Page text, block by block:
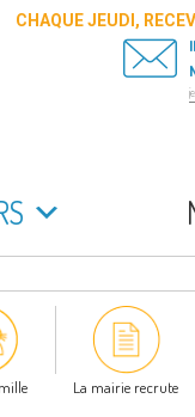
CHAQUE JEUDI,
La mairie recrute